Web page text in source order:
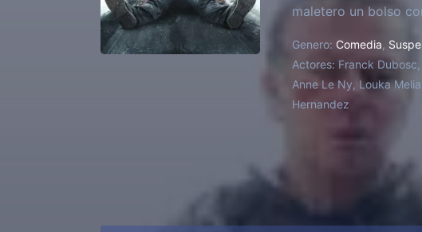
maletero un bolso
Genero: Comedia,
Actores: Franck
Anne Le Ny, Louka
Hernandez